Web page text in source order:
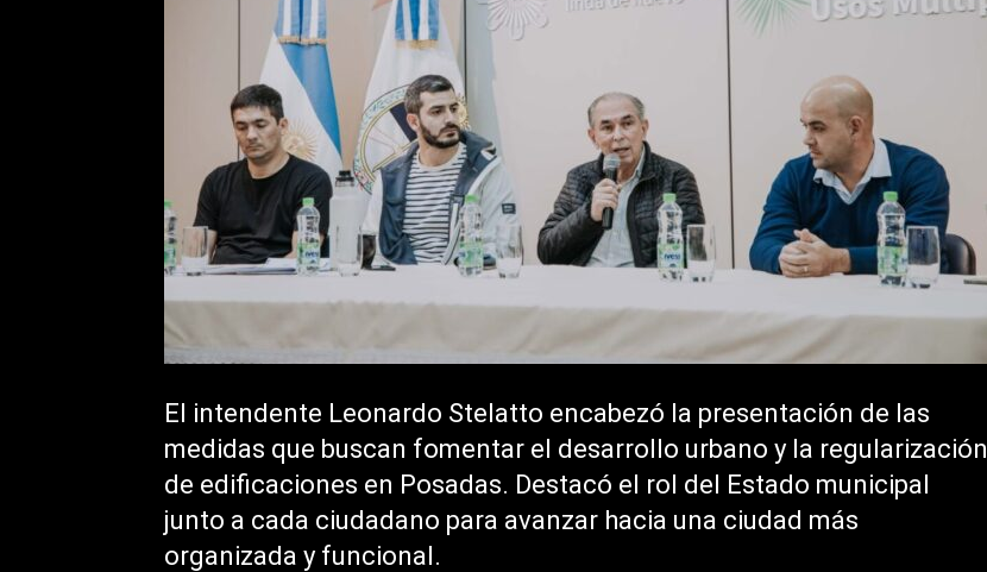
El intendente Leonardo Stelatto encabezó la presentación de las
medidas que buscan fomentar el desarrollo urbano y la regularización
de edificaciones en Posadas. Destacó el rol del Estado municipal
junto a cada ciudadano para avanzar hacia una ciudad más
organizada y funcional.